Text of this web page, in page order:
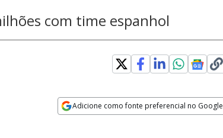
com time espanhol
Adicione como fonte preferencial no Google